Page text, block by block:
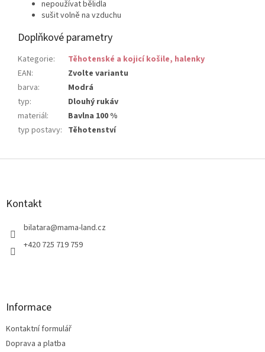
nepoužívat bělidla
sušit volně na vzduchu
Doplňkové parametry
Kategorie:
Těhotenské a kojicí košile, halenky
EAN:
Zvolte variantu
barva:
Modrá
typ:
Dlouhý rukáv
materiál:
Bavlna 100 %
typ postavy: Těhotenství
Z
Kontakt
bilatara@mama-land.cz
+420 725 719 759
Informace
Kontaktní formulář
Doprava a platba